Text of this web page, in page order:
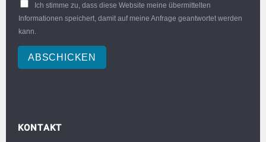
Ich stimme zu, dass diese Website meine übermittelten
Informationen speichert, damit auf meine Anfrage geantwortet werden
kann.
ABSCHICKEN
KONTAKT